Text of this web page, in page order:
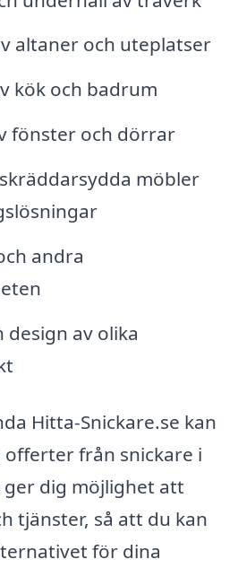
altaner och uteplatser
kök och badrum
fönster och dörrar
möbler
andra
design av olika
Hitta-Snickare.se kan
från snickare i
dig möjlighet att
tjänster, så att du kan
för dina